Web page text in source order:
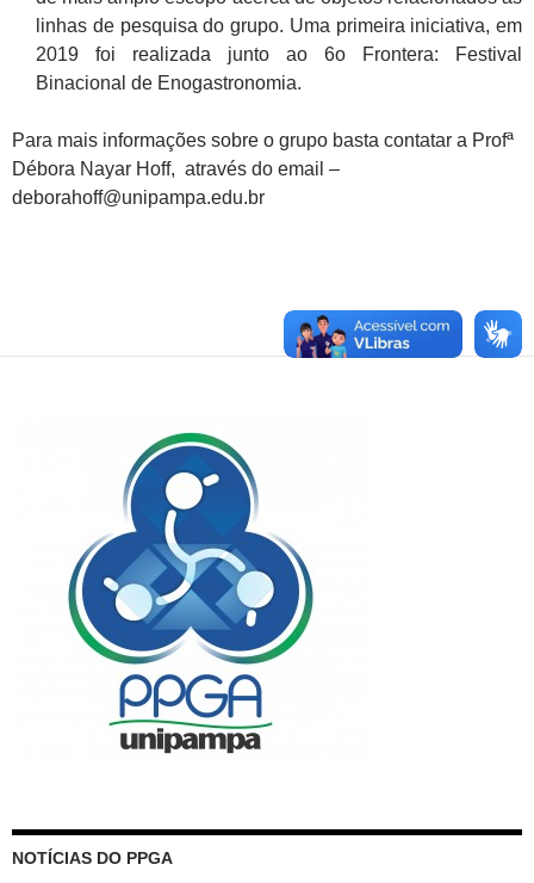
linhas de pesquisa do grupo. Uma primeira iniciativa, em
2019 foi realizada junto ao 6o Frontera: Festival
Binacional de Enogastronomia.
Para mais informações sobre o grupo basta contatar a Profª
Débora Nayar Hoff, através do email –
deborahoff@unipampa.edu.br
NOTÍCIAS DO PPGA